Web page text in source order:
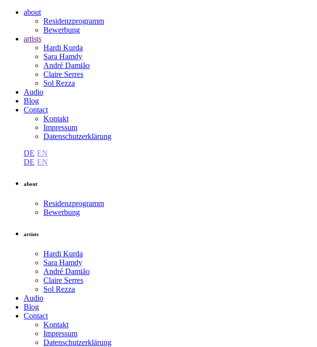
about
Residenzprogramm
Bewerbung
artists
Hardi Kurda
Sara Hamdy
André Damião
Claire Serres
Sol Rezza
Audio
Blog
Contact
Kontakt
Impressum
Datenschutzerklärung
DE EN
DE EN
about
Residenzprogramm
Bewerbung
artists
Hardi Kurda
Sara Hamdy
André Damião
Claire Serres
Sol Rezza
Audio
Blog
Contact
Kontakt
Impressum
Datenschutzerklärung